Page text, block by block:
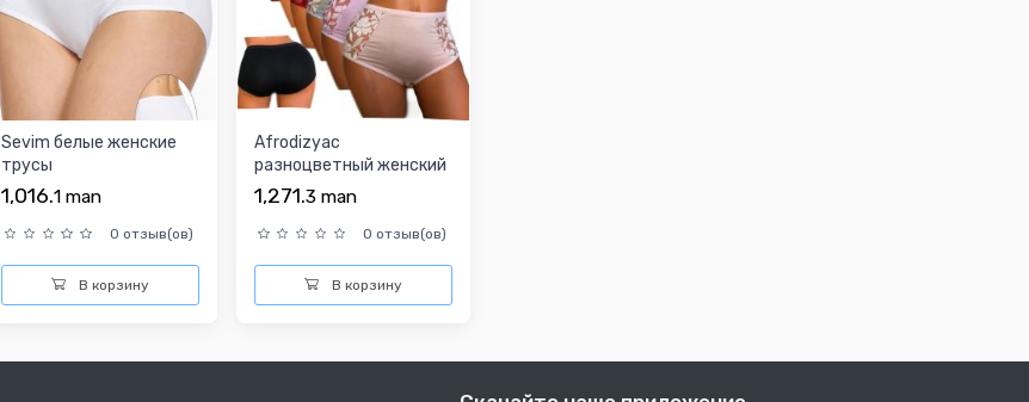
Sevim белые женские
трусы
1,016.1 man
0 отзыв(ов)
В корзину
Afrodizyac
разноцветный женский
трусы
1,271.3 man
0 отзыв(ов)
В корзину